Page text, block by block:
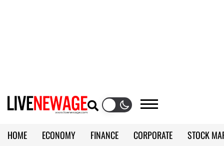
HOME ECONOMY FINANCE CORPORATE
STOCK